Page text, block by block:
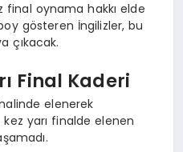
final oynama hakkı elde
gösteren İngilizler, bu
çıkacak.
Final Kaderi
elenerek
yarı finalde elenen